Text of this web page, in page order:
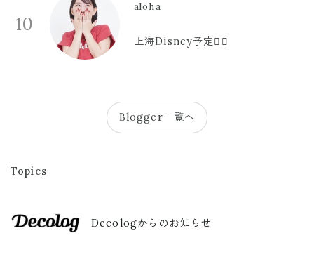
10
aloha
上海Disney予定🫪🩷
Blogger一覧へ
Topics
Decologからのお知らせ